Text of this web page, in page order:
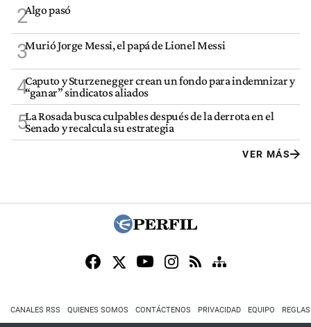
2Algo pasó
3Murió Jorge Messi, el papá de Lionel Messi
4Caputo y Sturzenegger crean un fondo para indemnizar y
“ganar” sindicatos aliados
5La Rosada busca culpables después de la derrota en el
Senado y recalcula su estrategia
VER MÁS
CANALES RSS QUIENES SOMOS CONTÁCTENOS PRIVACIDAD EQUIPO